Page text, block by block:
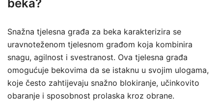
beka?
Snažna tjelesna građa za beka karakterizira se
uravnoteženom tjelesnom građom koja kombinira
snagu, agilnost i svestranost. Ova tjelesna građa
omogućuje bekovima da se istaknu u svojim ulogama,
koje često zahtijevaju snažno blokiranje, učinkovito
obaranje i sposobnost prolaska kroz obrane.